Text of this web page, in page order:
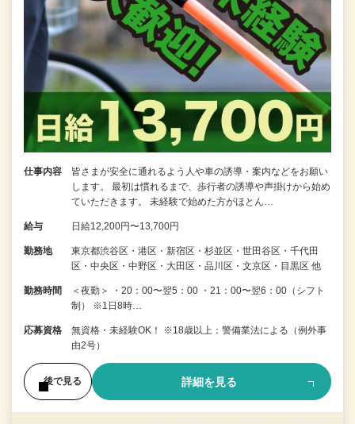
仕事内容
皆さまが安全に通れるよう人や車の誘導・案内などをお願い
します。 最初は慣れるまで、歩行者の誘導や声掛けから始め
ていただきます。 未経験で始めた方がほとん…
給与 日給12,200円〜13,700円
勤務地
東京都渋谷区・港区・新宿区・杉並区・世田谷区・千代田
区・中央区・中野区・大田区・品川区・文京区・目黒区 他
勤務時間
＜夜勤＞ ・20：00〜翌5：00 ・21：00〜翌6：00（シフト
制） ※1日8時…
応募資格
無資格・未経験OK！ ※18歳以上：警備業法による（例外事
由2号）
後で見る 詳細を見る